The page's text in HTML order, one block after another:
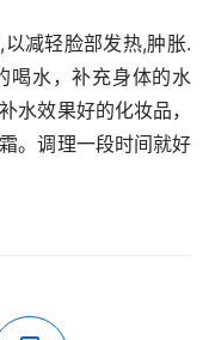
减轻脸部发热,肿胀.
喝水，补充身体的水
水效果好的化妆品，
。调理一段时间就好